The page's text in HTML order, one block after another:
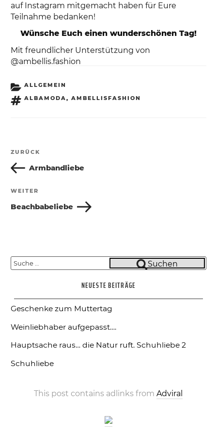
auf Instagram mitgemacht haben für Eure
Teilnahme bedanken!
Wünsche Euch einen wunderschönen Tag!
Mit freundlicher Unterstützung von
@ambellis.fashion
KATEGORIEN
ALLGEMEIN
SCHLAGWÖRTER
ALBAMODA, AMBELLISFASHION
Beitragsnavigation
Vorheriger
Beitrag
ZURÜCK
Armbandliebe
Nächster
Beitrag
WEITER
Beachbabeliebe
Suche
Suchen
NEUESTE BEITRÄGE
Geschenke zum Muttertag
Weinliebhaber aufgepasst….
Hauptsache raus… die Natur ruft. Schuhliebe 2
Schuhliebe
This post contains adlinks fromAdviral